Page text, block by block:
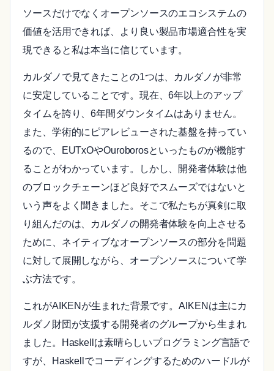
ソースだけでなくオープンソースのエコシステムの
価値を活用できれば、より良い製品市場適合性を実
現できると私は本当に信じています。
カルダノで見てきたことの1つは、カルダノが非常
に安定していることです。現在、6年以上のアップ
タイムを誇り、6年間ダウンタイムはありません。
また、学術的にピアレビューされた基盤を持ってい
るので、EUTxOやOuroborosといったものが機能す
ることがわかっています。しかし、開発者体験は他
のブロックチェーンほど良好でスムーズではないと
いう声をよく聞きました。そこで私たちが真剣に取
り組んだのは、カルダノの開発者体験を向上させる
ために、ネイティブなオープンソースの部分を問題
に対して展開しながら、オープンソースについて学
ぶ方法です。
これがAIKENが生まれた背景です。AIKENは主にカ
ルダノ財団が支援する開発者のグループから生まれ
ました。Haskellは素晴らしいプログラミング言語で
すが、Haskellでコーディングするためのハードルが